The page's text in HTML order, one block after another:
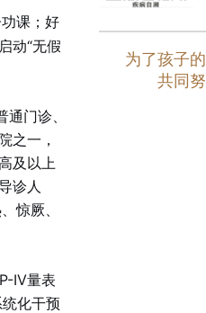
课；好
动“无假
门诊、
之一，
及以上
诊人
惊厥、
IV量表
化干预
为了孩子
共同努